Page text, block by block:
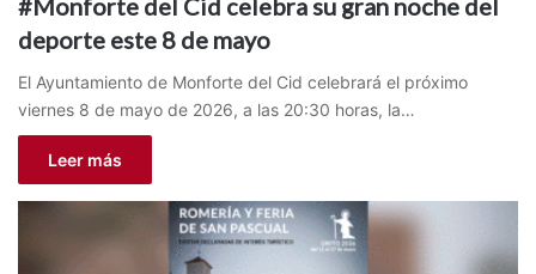
#Monforte del Cid celebra su gran noche del
deporte este 8 de mayo
El Ayuntamiento de Monforte del Cid celebrará el próximo
viernes 8 de mayo de 2026, a las 20:30 horas, la…
Leer más